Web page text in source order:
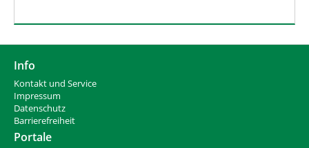
Info
Kontakt und Service
Impressum
Datenschutz
Barrierefreiheit
Portale